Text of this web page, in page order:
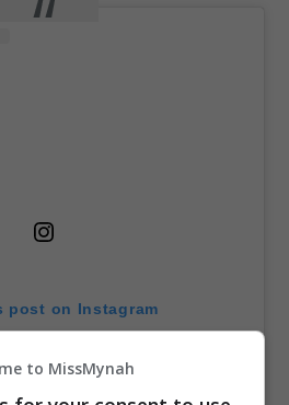
post on Instagram
to MissMynah